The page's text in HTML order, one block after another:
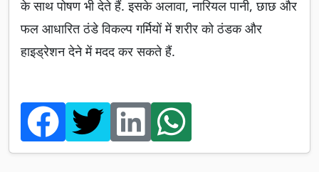
के साथ पोषण भी देते हैं. इसके अलावा, नारियल पानी, छाछ और
फल आधारित ठंडे विकल्प गर्मियों में शरीर को ठंडक और
हाइड्रेशन देने में मदद कर सकते हैं.